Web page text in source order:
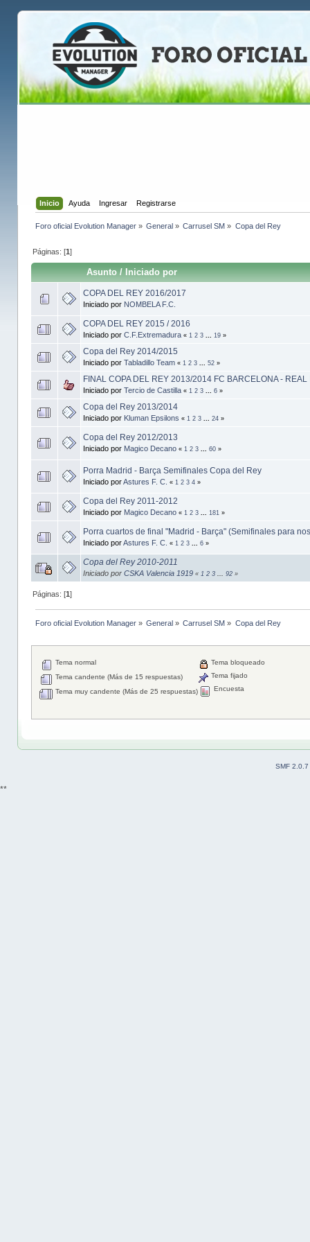
Inicio Ayuda Ingresar Registrarse
Foro oficial Evolution Manager» General » Carrusel SM » Copa del Rey
Páginas: [1]
Asunto/ Iniciado por
COPA DEL REY 2016/2017
Iniciado por NOMBELA F.C.
COPA DEL REY 2015 / 2016
Iniciado por C.F.Extremadura « 1 2 3 19»
Copa del Rey 2014/2015
Iniciado por Tabladillo Team « 1 2 3 52»
FINAL COPA DEL REY 2013/2014 FC BARCELONA - REAL
Iniciado por Tercio de Castilla « 1 2 3 6»
Copa del Rey 2013/2014
Iniciado por Kluman Epsilons « 1 2 3 24»
Copa del Rey 2012/2013
Iniciado por Magico Decano « 1 2 3 60»
Porra Madrid - Barça Semifinales Copa del Rey
Iniciado porAstures F. C. « 1 2 3 4»
Copa del Rey 2011-2012
Iniciado por Magico Decano « 1 2 3 181 »
Porra cuartos de final "Madrid - Barça" (Semifinales para
Iniciado porAstures F. C. « 1 2 3 6»
Copa del Rey 2010-2011
Iniciado por CSKA Valencia 1919 « 1 2 3 92»
Páginas: [1]
Foro oficial Evolution Manager» General » Carrusel SM » Copa del Rey
Tema normal
Tema candente (Más de 15 respuestas)
Tema muy candente (Más de 25 respuestas)
Tema bloqueado
Tema fijado
Encuesta
SMF 2.0.7
**